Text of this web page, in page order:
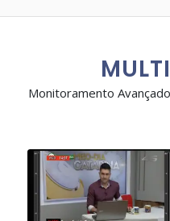
Monitoramento